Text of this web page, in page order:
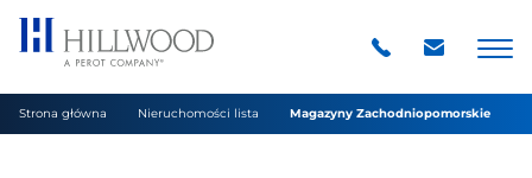
Strona główna Nieruchomości lista Magazyny Zachodniopomorskie